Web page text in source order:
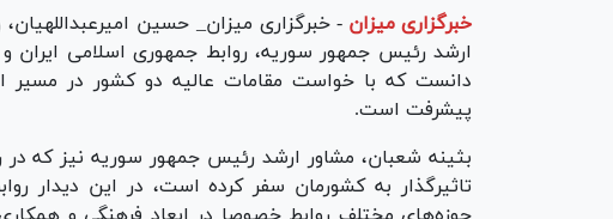
خبرگزاری میزان - خبرگزاری میزان_ حسین
ارشد رئیس جمهور سوریه، روابط جمهوری اسلامی ایران و
دانست که با خواست مقامات عالیه دو کشور در مسیر
پیشرفت است.
بثینه شعبان، مشاور ارشد رئیس جمهور سوریه نیز که
تاثیرگذار به کشورمان سفر کرده است، در این دیدار